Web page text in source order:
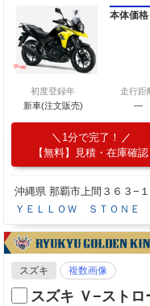
本体価格
初度登録年
新車(注文販売)
走行距
―
1分で完了！
【無料】見積・在庫確認
沖縄県 那覇市上間３６３−１
ＹＥＬＬＯＷ ＳＴＯＮＥ
スズキ 複数画像
スズキ Ｖ−スト